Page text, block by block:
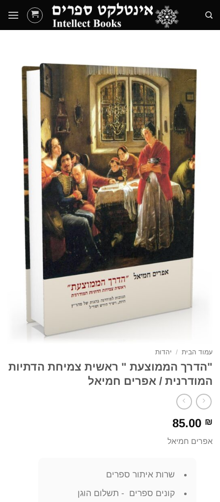
content
עמוד הבית / יהדות
"הדרך הממוצעת " ראשית צמיחת הדתיות
המודרנית / אפרים חמיאל
85.00 ₪
אפרים חמיאל
שרות איתור ספרים
קונים ספרים - תשלום הוגן